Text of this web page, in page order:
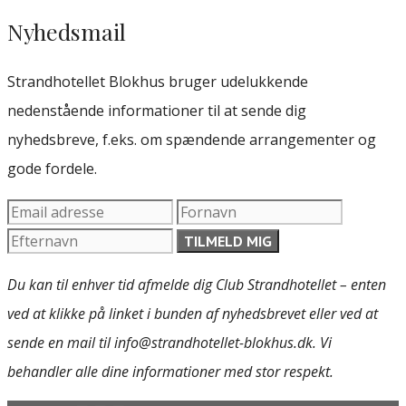
Nyhedsmail
Strandhotellet Blokhus bruger udelukkende
nedenstående informationer til at sende dig
nyhedsbreve, f.eks. om spændende arrangementer og
gode fordele.
Du kan til enhver tid afmelde dig Club Strandhotellet – enten
ved at klikke på linket i bunden af nyhedsbrevet eller ved at
sende en mail til info@strandhotellet-blokhus.dk. Vi
behandler alle dine informationer med stor respekt.